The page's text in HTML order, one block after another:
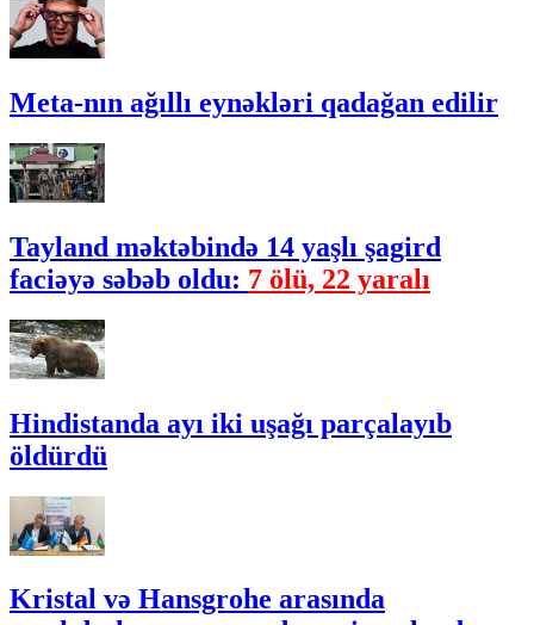
Meta-nın ağıllı eynəkləri qadağan edilir
Tayland məktəbində 14 yaşlı şagird
faciəyə səbəb oldu: 7 ölü, 22 yaralı
Hindistanda ayı iki uşağı parçalayıb
öldürdü
Kristal və Hansgrohe arasında